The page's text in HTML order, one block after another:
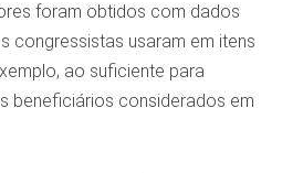
foram obtidos com dados
congressistas usaram em itens
ao suficiente para
beneficiários considerados em